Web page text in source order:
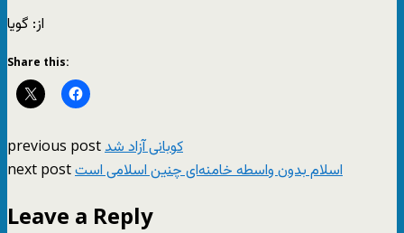
از: گویا
Share this:
previous postکوبانی آزاد شد
next postاسلام بدون واسطه خامنه‌ای چنين اسلامی است
Leave a Reply